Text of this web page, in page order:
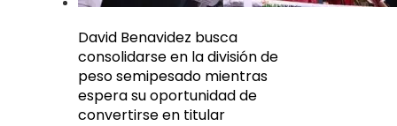
David Benavidez busca
consolidarse en la división de
peso semipesado mientras
espera su oportunidad de
convertirse en titular